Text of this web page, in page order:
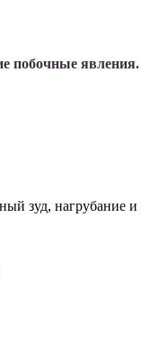
побочные явления.
зуд, нагрубание